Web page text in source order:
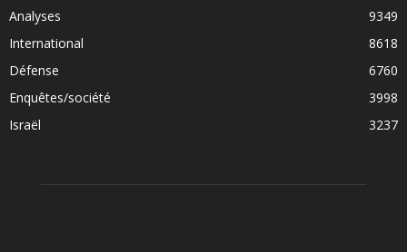
Analyses
9349
International
8618
Défense
6760
Enquêtes/société
3998
Israël
3237